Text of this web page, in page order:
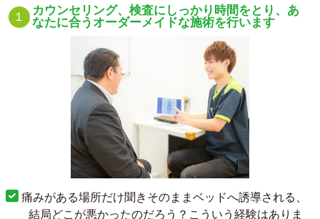
カウンセリング、検査にしっかり時間をとり、あ
なたに合うオーダーメイドな施術を行います
痛みがある場所だけ聞きそのままベッドへ誘導される、
結局どこが悪かったのだろう？こういう経験はありま